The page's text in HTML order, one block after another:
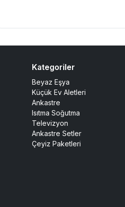
Kategoriler
Beyaz Eşya
Küçük Ev Aletleri
Ankastre
Isıtma Soğutma
Televizyon
Ankastre Setler
Çeyiz Paketleri